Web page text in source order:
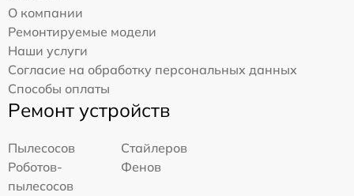
О компании
Ремонтируемые модели
Наши услуги
Согласие на обработку персональных данных
Способы оплаты
Ремонт устройств
Пылесосов
Стайлеров
Роботов-
пылесосов
Фенов